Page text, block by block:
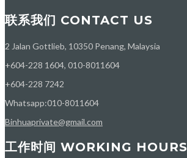
联系我们 CONTACT US
2 Jalan Gottlieb, 10350 Penang, Malaysia
+604-228 1604, 010-8011604
+604-228 7242
Whatsapp:010-8011604
Binhuaprivate@gmail.com
工作时间 WORKING HOURS